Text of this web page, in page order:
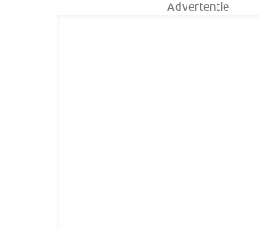
Advertentie